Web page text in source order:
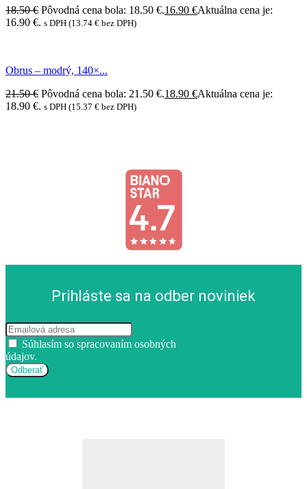
18.50€ Pôvodná cena bola: 18.50 €.16.90 €Aktuálna cena je:
16.90 €. s DPH (13.74 € bez DPH)
Obrus – modrý, 140×...
21.50€ Pôvodná cena bola: 21.50 €.18.90 €Aktuálna cena je:
18.90 €. s DPH (15.37 € bez DPH)
Prihláste sa na odber noviniek
Súhlasím so spracovaním osobných
údajov.